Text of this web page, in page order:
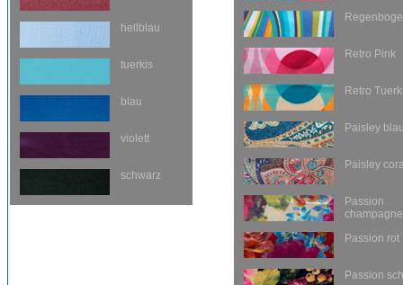
hellblau
tuerkis
blau
violett
schwarz
Retro Pink
Retro
Paisley
Paisley
Passion
Passion rot
Passion